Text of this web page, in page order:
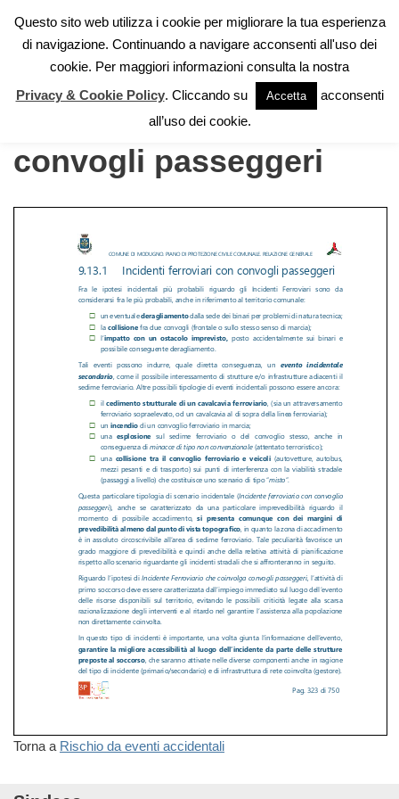
Vai
contenuto
Incidenti ferroviari con
convogli passeggeri
Torna a Rischio da eventi accidentali
Questo sito web utilizza i cookie per migliorare la tua esperienza
di navigazione. Continuando a navigare acconsenti all'uso dei
cookie. Per maggiori informazioni consulta la nostra
Privacy & Cookie Policy. Cliccando su Accetta
acconsenti
all’uso dei cookie.